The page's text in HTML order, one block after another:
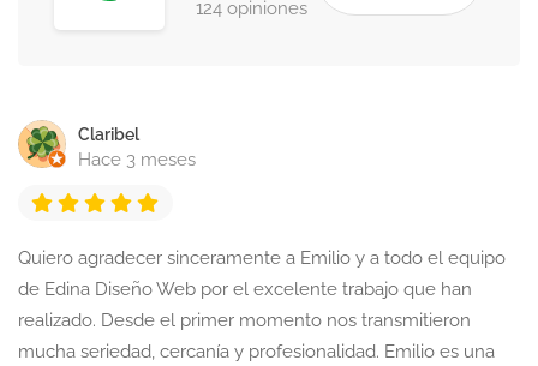
124 opiniones
Claribel
Hace 3 meses
Quiero agradecer sinceramente a Emilio y a todo el equipo
de Edina Diseño Web por el excelente trabajo que han
realizado. Desde el primer momento nos transmitieron
mucha seriedad, cercanía y profesionalidad. Emilio es una